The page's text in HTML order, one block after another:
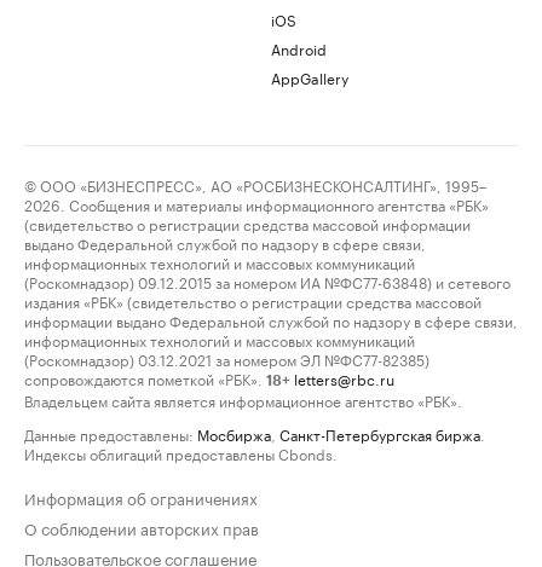
iOS
Android
AppGallery
© ООО «БИЗНЕСПРЕСС», АО «РОСБИЗНЕСКОНСАЛТИНГ», 1995–
2026. Сообщения и материалы информационного агентства «РБК»
(свидетельство о регистрации средства массовой информации
выдано Федеральной службой по надзору в сфере связи,
информационных технологий и массовых коммуникаций
(Роскомнадзор) 09.12.2015 за номером ИА №ФС77-63848) и сетевого
издания «РБК» (свидетельство о регистрации средства массовой
информации выдано Федеральной службой по надзору в сфере связи,
информационных технологий и массовых коммуникаций
(Роскомнадзор) 03.12.2021 за номером ЭЛ №ФС77-82385)
сопровождаются пометкой «РБК».
18+ letters@rbc.ru
Владельцем сайта является информационное агентство «РБК».
Данные предоставлены: Мосбиржа Санкт-Петербургская биржа
Индексы облигаций предоставлены Cbonds.
Информация об ограничениях
О соблюдении авторских прав
Пользовательское соглашение